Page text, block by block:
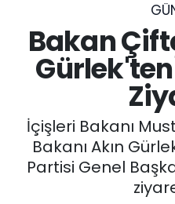
Bakan
İçişleri Bakanı
Bakanı Akın
Partisi Genel
ASAYİŞ
SİYASET
EĞİTİM
Trafik Durumu
Süper Lig Puan
Tüm Manşetler
Son Dakika